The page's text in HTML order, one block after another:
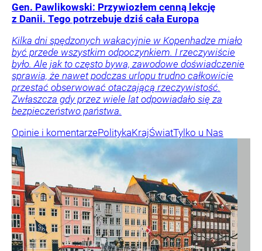
Gen. Pawlikowski: Przywiozłem cenną lekcję
z Danii. Tego potrzebuje dziś cała Europa
Kilka dni spędzonych wakacyjnie w Kopenhadze miało
być przede wszystkim odpoczynkiem. I rzeczywiście
było. Ale jak to często bywa, zawodowe doświadczenie
sprawia, że nawet podczas urlopu trudno całkowicie
przestać obserwować otaczającą rzeczywistość.
Zwłaszcza gdy przez wiele lat odpowiadało się za
bezpieczeństwo państwa.
Opinie i komentarzePolitykaKrajŚwiatTylko u Nas